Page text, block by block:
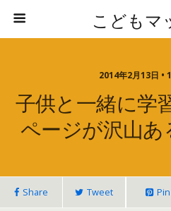
こどもマ
2014年2月13日
子供と一緒に学
ページが沢山あ
Share Tweet Pin